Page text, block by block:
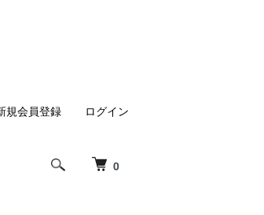
0
規会員登録 ログイン